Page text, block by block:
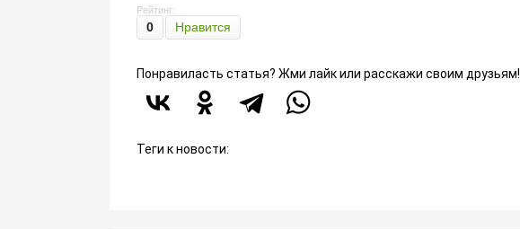
Рейтинг:
0 Нравится
Понравиласть статья? Жми лайк или расскажи своим друзьям!
Теги к новости: